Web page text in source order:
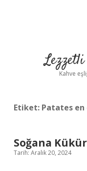
Kahve
Etiket: Patates
Soğana
Tarih: Aralık 20, 2024